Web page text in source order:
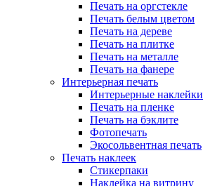
Печать на оргстекле
Печать белым цветом
Печать на дереве
Печать на плитке
Печать на металле
Печать на фанере
Интерьерная печать
Интерьерные наклейки
Печать на пленке
Печать на бэклите
Фотопечать
Экосольвентная печать
Печать наклеек
Стикерпаки
Наклейка на витрину